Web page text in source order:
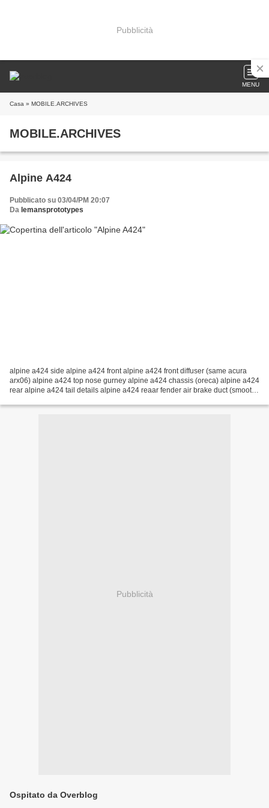
Pubblicità
MENU
Casa » MOBILE.ARCHIVES
MOBILE.ARCHIVES
Alpine A424
Pubblicato su 03/04/PM 20:07
Da lemansprototypes
alpine a424 side alpine a424 front alpine a424 front diffuser (same acura
arx06) alpine a424 top nose gurney alpine a424 chassis (oreca) alpine a424
rear alpine a424 tail details alpine a424 reaar fender air brake duct (smooth)
Pubblicità
Ospitato da Overblog